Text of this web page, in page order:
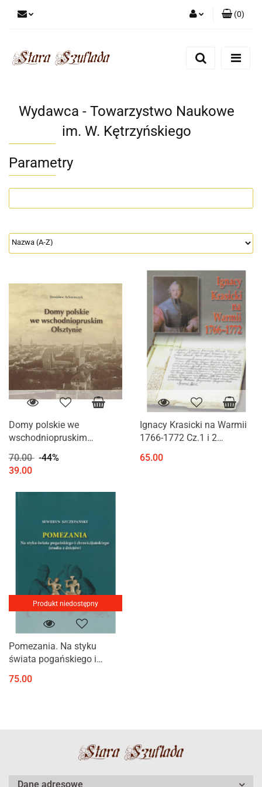
Zarejestruj się
(0)
Wydawca - Towarzystwo Naukowe
im. W. Kętrzyńskiego
Parametry
Domy polskie we
wschodniopruskim
70.00 -44%
39.00
Ignacy Krasicki na Warmii
1766-1772 Cz.1 i 2
65.00
Produkt niedostępny
Pomezania. Na styku
świata pogańskiego i
dziejów)
75.00
Dane adresowe